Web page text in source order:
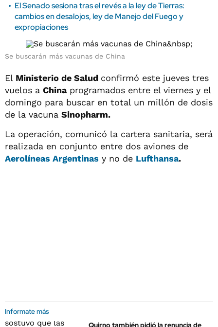
El Senado sesiona tras el revés a la ley de Tierras:
cambios en desalojos, ley de Manejo del Fuego y
expropiaciones
Se buscarán más vacunas de China
El Ministerio de Salud confirmó este jueves tres
vuelos a Chinaprogramados entre el viernes y el
domingo para buscar en total un millón de dosis
de la vacuna Sinopharm.
La operación, comunicó la cartera sanitaria, será
realizada en conjunto entre dos aviones de
Aerolíneas Argentinas y no de Lufthansa.
Informate más
Quirno también pidió la renuncia de